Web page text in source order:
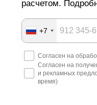
расчетом.
+7
Согласен на
Согласен на
и рекламных
время)